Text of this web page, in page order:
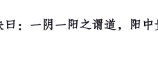
：一阴一阳之谓道，阳中